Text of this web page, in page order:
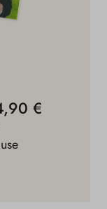
€